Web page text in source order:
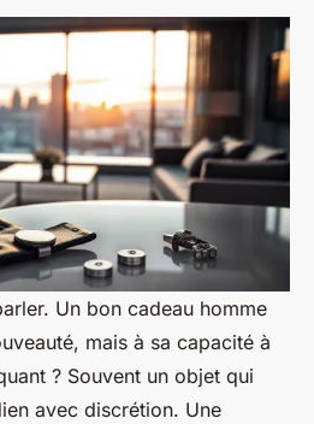
Un bon cadeau homme
mais à sa capacité à
? Souvent un objet qui
avec discrétion. Une